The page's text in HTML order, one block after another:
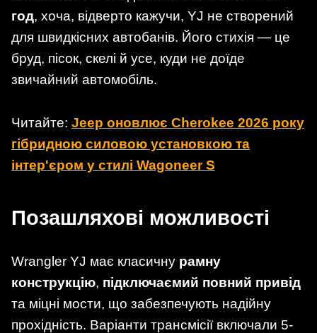
год, хоча, відверто кажучи, YJ не створений
для швидкісних автобанів. Його стихія — це
бруд, пісок, скелі й усе, куди не доїде
звичайний автомобіль.
Читайте: Jeep оновлює Cherokee 2026 року
гібридною силовою установкою та
інтер'єром у стилі Wagoneer S
Позашляхові можливості
Wrangler YJ має класичну рамну
конструкцію, підключаємий повний привід
та міцні мости, що забезпечують надійну
прохідність. Варіанти трансмісії включали 5-